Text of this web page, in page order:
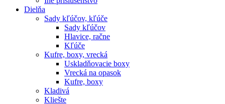
Dielňa
Sady kľúčov, kľúče
Sady kľúčov
Hlavice, račne
Kľúče
Kufre, boxy, vrecká
Uskladňovacie boxy
Vrecká na opasok
Kufre, boxy
Kladivá
Kliešte